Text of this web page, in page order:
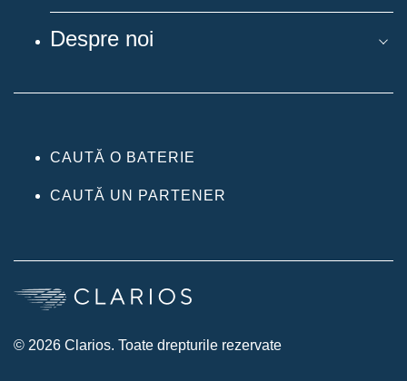
Despre noi
CAUTĂ O BATERIE
CAUTĂ UN PARTENER
© 2026 Clarios. Toate drepturile rezervate